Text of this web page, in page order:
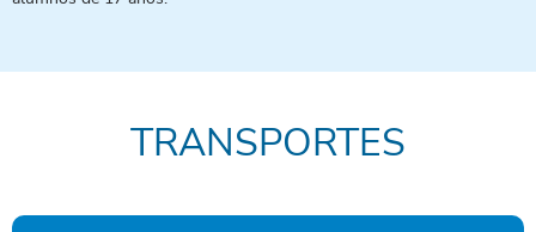
TRANSPORTES